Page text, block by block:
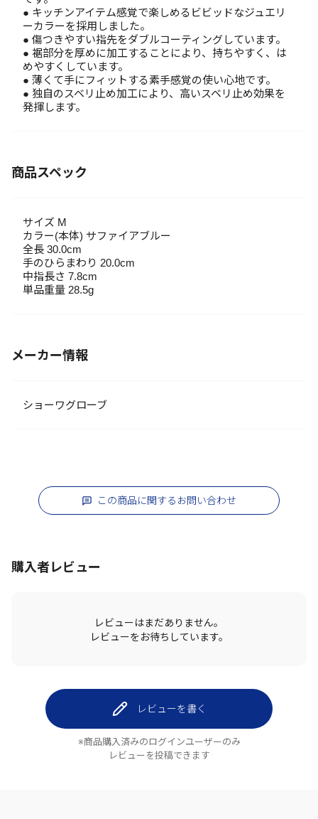
● キッチンアイテム感覚で楽しめるビビッドなジュエリ
ーカラーを採用しました。
● 傷つきやすい指先をダブルコーティングしています。
● 裾部分を厚めに加工することにより、持ちやすく、は
めやすくしています。
● 薄くて手にフィットする素手感覚の使い心地です。
● 独自のスベリ止め加工により、高いスベリ止め効果を
発揮します。
商品スペック
サイズ M
カラー(本体) サファイアブルー
全長 30.0cm
手のひらまわり 20.0cm
中指長さ 7.8cm
単品重量 28.5g
メーカー情報
ショーワグローブ
この商品に関するお問い合わせ
購入者レビュー
レビューはまだありません。
レビューをお待ちしています。
レビューを書く
※商品購入済みのログインユーザーのみ
レビューを投稿できます